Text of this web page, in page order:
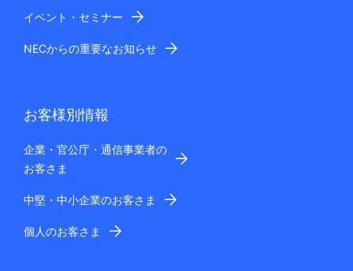
イベント・セミナー
NECからの重要なお知らせ
お客様別情報
企業・官公庁・通信事業者の
お客さま
中堅・中小企業のお客さま
個人のお客さま